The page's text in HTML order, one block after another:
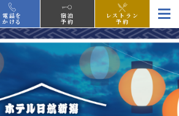
電話を
かける
宿泊
予約
レストラン
予約